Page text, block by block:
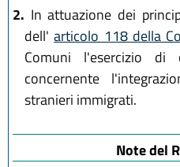
2. In attuazione dei
dell'articolo 118 della
Comuni l'esercizio di
concernente
stranieri immigrati.
Note del